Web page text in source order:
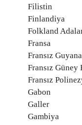
Filistin
Finlandiya
Folkland
Fransa
Fransız
Fransız
Fransız
Gabon
Galler
Gambiya